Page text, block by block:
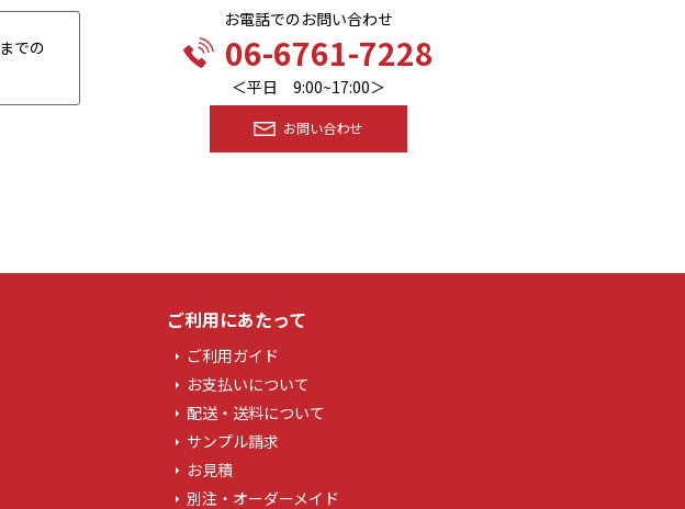
までの
お電話でのお問い合わせ
06-6761-7228
＜平日 9:00~17:00＞
お問い合わせ
ご利用にあたって
ご利用ガイド
お支払いについて
配送・送料について
サンプル請求
お見積
別注・オーダーメイド